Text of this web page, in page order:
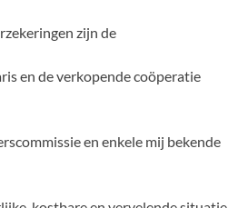
zijn de
en de verkopende coöperatie
en enkele mij bekende